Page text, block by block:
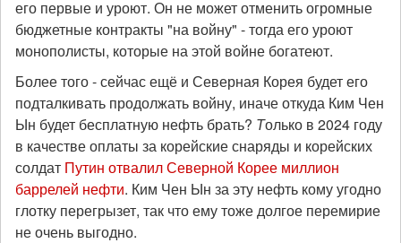
его первые и уроют. Он не может отменить огромные
бюджетные контракты "на войну" - тогда его уроют
монополисты, которые на этой войне богатеют.
Более того - сейчас ещё и Северная Корея будет его
подталкивать продолжать войну, иначе откуда Ким Чен
Ын будет бесплатную нефть брать? Только в 2024 году
в качестве оплаты за корейские снаряды и корейских
солдат Путин отвалил Северной Корее миллион
баррелей нефти. Ким Чен Ын за эту нефть кому угодно
глотку перегрызет, так что ему тоже долгое перемирие
не очень выгодно.